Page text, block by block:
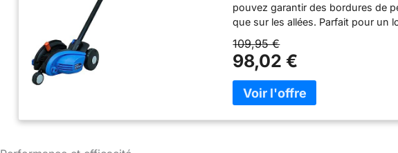
pouvez garantir des bordures de
que sur les allées. Parfait pour un
adaptabilité maximale. Cela vous
sol et de vos idées individuelles.
maximale pendant le
d'endommager le câble
109,95 €
98,02 €